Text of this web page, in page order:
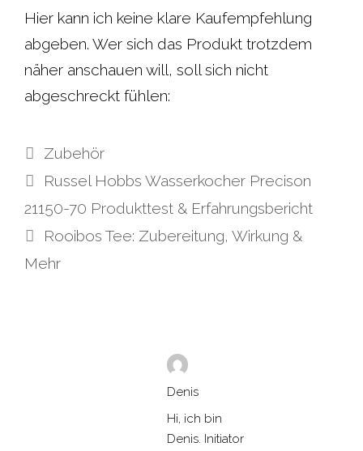
Hier kann ich keine klare Kaufempfehlung
abgeben. Wer sich das Produkt trotzdem
näher anschauen will, soll sich nicht
abgeschreckt fühlen:
Kategorien
Zubehör
Russel Hobbs Wasserkocher Precison
21150-70 Produkttest & Erfahrungsbericht
Rooibos Tee: Zubereitung, Wirkung &
Mehr
Denis
Hi, ich bin
Denis. Initiator